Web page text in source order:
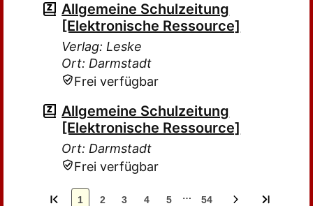
Allgemeine Schulzeitung
[Elektronische Ressource]
Verlag: Leske
Ort: Darmstadt
Frei verfügbar
Allgemeine Schulzeitung
[Elektronische Ressource]
Ort: Darmstadt
Frei verfügbar
1 2 3 4 5 … 54